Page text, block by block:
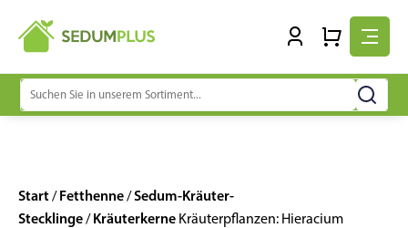
Suchen
nach:
Start/Fetthenne/Sedum-Kräuter-
Stecklinge/Kräuterkerne Kräuterpflanzen: Hieracium